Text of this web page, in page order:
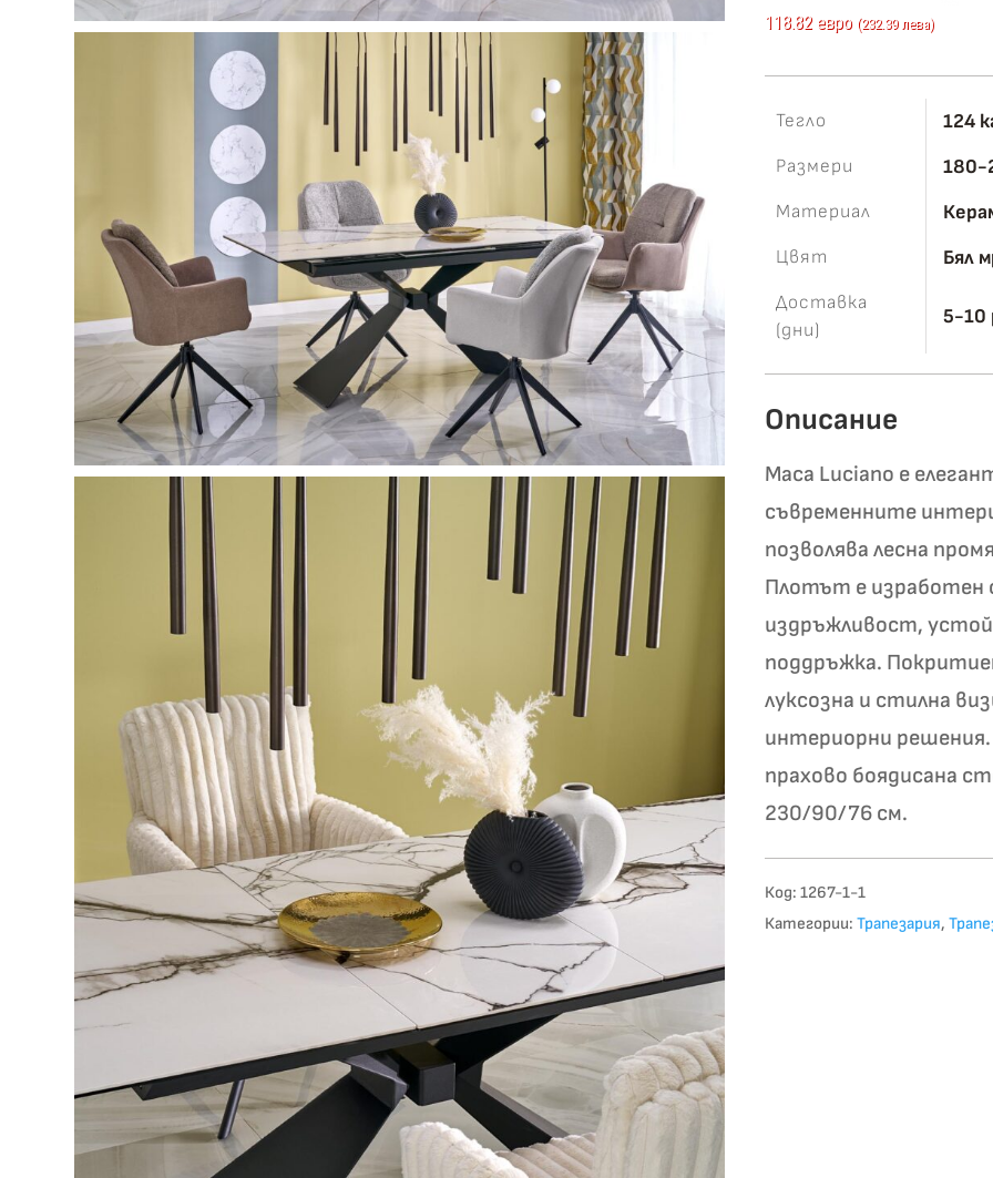
118.82 евро (232.39 лева)
Тегло 124
Размери 180-
Материал
Цвят Бял
Доставка
(дни)
5-10
Описание
Маса Luciano е
съвременните
позволява лесна
Плотът е изработен
издръжливост,
поддръжка.
луксозна и стилна
интериорни
прахово боядисана
230/90/76 см.
Код:1267-1-1
Категории:Трапезария,